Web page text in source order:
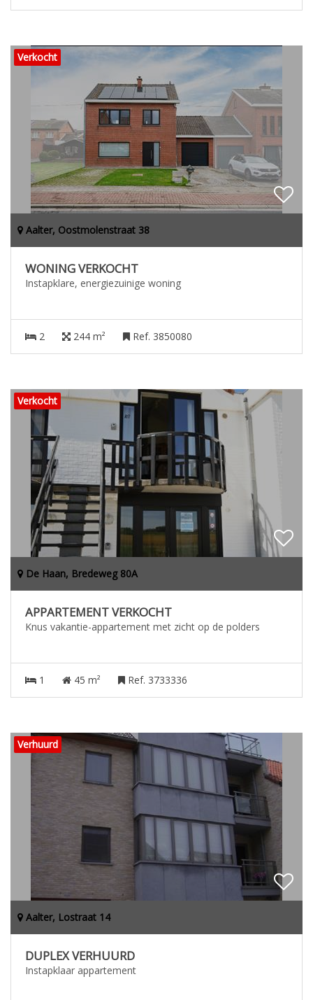
Verkocht
Aalter, Oostmolenstraat 38
WONING VERKOCHT
Instapklare, energiezuinige woning
2 244 m² Ref. 3850080
Verkocht
De Haan, Bredeweg 80A
APPARTEMENT VERKOCHT
Knus vakantie-appartement met zicht op de polders
1 45 m² Ref. 3733336
Verhuurd
Aalter, Lostraat 14
DUPLEX VERHUURD
Instapklaar appartement